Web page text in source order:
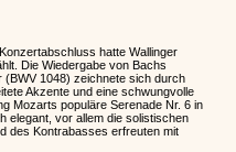
hatte Wallinger
Die Wiedergabe von Bachs
1048) zeichnete sich durch
Akzente und eine schwungvolle
Mozarts populäre Serenade Nr. 6 in
elegant, vor allem die solistischen
des Kontrabasses erfreuten mit